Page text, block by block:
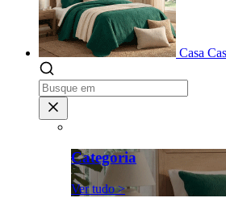
Casa
Categoria
Ver tudo >